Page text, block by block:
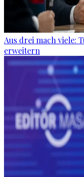
Aus drei mach viele:
erweitern